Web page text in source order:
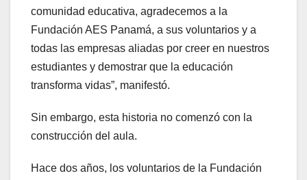
comunidad educativa, agradecemos a la
Fundación AES Panamá, a sus voluntarios y a
todas las empresas aliadas por creer en nuestros
estudiantes y demostrar que la educación
transforma vidas”, manifestó.
Sin embargo, esta historia no comenzó con la
construcción del aula.
Hace dos años, los voluntarios de la Fundación